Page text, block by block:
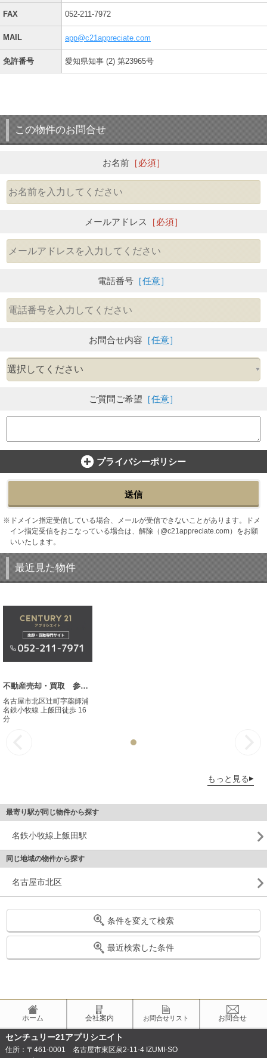
FAX 052-211-7972
MAIL app@c21appreciate.com
免許番号 愛知県知事 (2) 第23965号
この物件のお問合せ
お名前［必須］
メールアドレス ［必須］
電話番号 ［任意］
お問合せ内容 ［任意］
ご質問ご希望 ［任意］
プライバシーポリシー
送信
ドメイン指定受信している場合、メールが受信できないことがあります。ドメ
イン指定受信をおこなっている場合は、解除（@c21appreciate.com）をお願
いいたします。
最近見た物件
不動産売却・買取 参考事例
名古屋市北区辻町字薬師浦
名鉄小牧線 上飯田徒歩 16
分
もっと見る
最寄り駅が同じ物件から探す
名鉄小牧線上飯田駅
同じ地域の物件から探す
名古屋市北区
条件を変えて検索
最近検索した条件
ホーム 会社案内 お問合せリスト お問合せ
センチュリー21アプリシエイト
住所：〒461-0001 名古屋市東区泉2-11-4 IZUMI-SO